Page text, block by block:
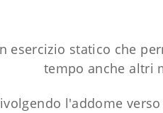
esercizio statico che
tempo anche altri
l'addome